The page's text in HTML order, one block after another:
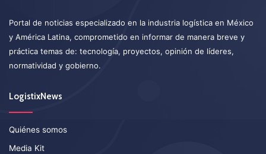
Portal de noticias especializado en la industria logística en México
y América Latina, comprometido en informar de manera breve y
práctica temas de: tecnología, proyectos, opinión de líderes,
normatividad y gobierno.
LogistixNews
Quiénes somos
Media Kit